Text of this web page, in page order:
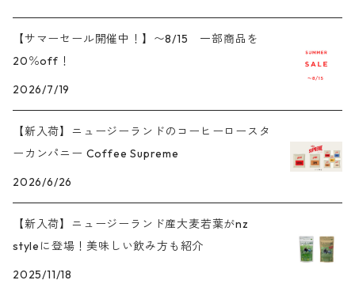
【サマーセール開催中！】〜8/15 一部商品を
20％off！
2026/7/19
【新入荷】ニュージーランドのコーヒーロースタ
ーカンパニー Coffee Supreme
2026/6/26
【新入荷】ニュージーランド産大麦若葉がnz
styleに登場！美味しい飲み方も紹介
2025/11/18